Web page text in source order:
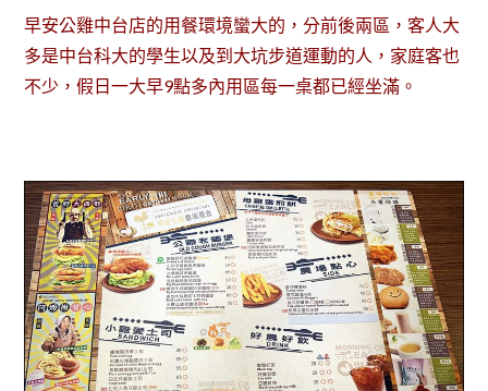
早安公雞中台店的用餐環境蠻大的，分前後兩區，客人大
多是中台科大的學生以及到大坑步道運動的人，家庭客也
不少，假日一大早9點多內用區每一桌都已經坐滿。